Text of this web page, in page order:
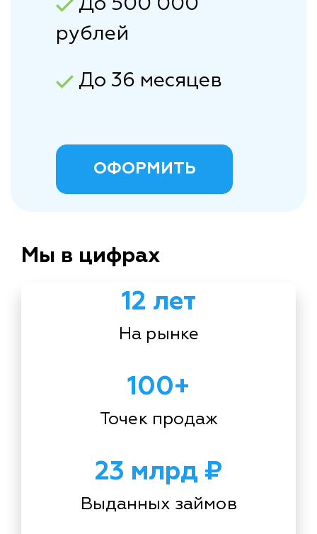
рублей
До 36 месяцев
ОФОРМИТЬ
Мы в цифрах
12 лет
На рынке
100+
Точек продаж
23 млрд ₽
Выданных займов